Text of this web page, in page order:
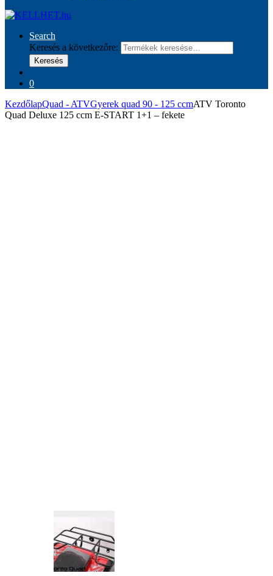
Search
Keresés a következőre:
Keresés
0
KezdőlapQuad - ATVGyerek quad 90 - 125 ccmATV Toronto
Quad Deluxe 125 ccm E-START 1+1 – fekete